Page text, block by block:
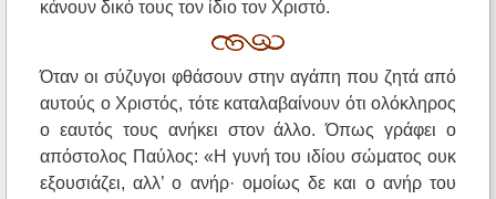
κάνουν δικό τους τον ίδιο τον Χριστό.
Όταν οι σύζυγοι φθάσουν στην αγάπη που ζητά από
αυτούς ο Χριστός, τότε καταλαβαίνουν ότι ολόκληρος
ο εαυτός τους ανήκει στον άλλο. Όπως γράφει ο
απόστολος Παύλος: «Η γυνή του ιδίου σώματος ουκ
εξουσιάζει, αλλ’ ο ανήρ· ομοίως δε και ο ανήρ του